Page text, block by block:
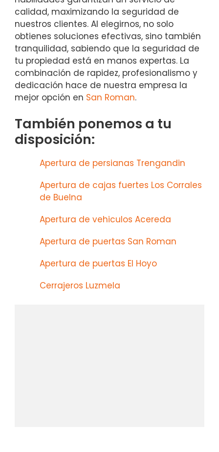
calidad, maximizando la seguridad de
nuestros clientes. Al elegirnos, no solo
obtienes soluciones efectivas, sino también
tranquilidad, sabiendo que la seguridad de
tu propiedad está en manos expertas. La
combinación de rapidez, profesionalismo y
dedicación hace de nuestra empresa la
mejor opción en San Roman.
También ponemos a tu
disposición:
Apertura de persianas Trengandin
Apertura de cajas fuertes Los Corrales
de Buelna
Apertura de vehiculos Acereda
Apertura de puertas San Roman
Apertura de puertas El Hoyo
Cerrajeros Luzmela